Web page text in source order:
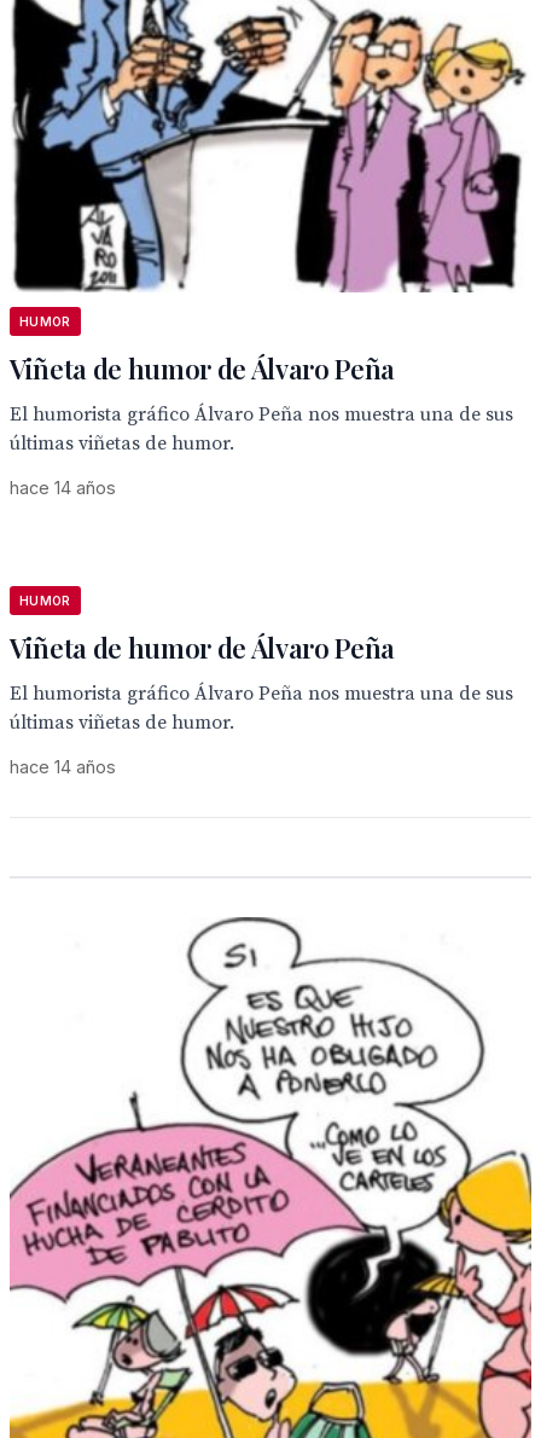
HUMOR
Viñeta de humor de Álvaro Peña
El humorista gráfico Álvaro Peña nos muestra una de sus
últimas viñetas de humor.
hace 14 años
HUMOR
Viñeta de humor de Álvaro Peña
El humorista gráfico Álvaro Peña nos muestra una de sus
últimas viñetas de humor.
hace 14 años